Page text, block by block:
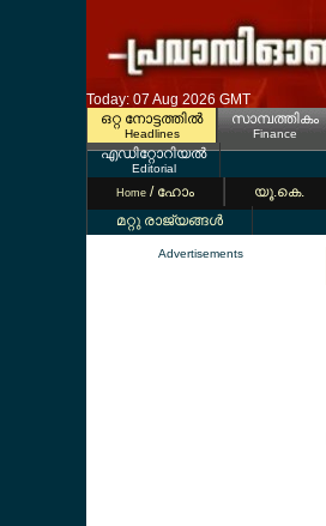
Today: 07 Aug 2026 GMT
ഒറ്റ നോട്ടത്തില്‍
Headlines
സാമ്പത്തികം
Finance
എഡിറ്റോറിയല്‍
Editorial
Home / ഹോം യൂ.കെ.
മറ്റു രാജ്യങ്ങള്‍
Advertisements